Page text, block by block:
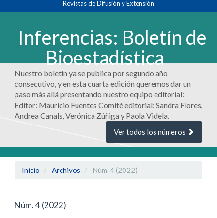
Contenido
Barra
lateral
Revistas de Difusión y Extensión
Inferencias: Boletín de
Bioestadística
Nuestro boletín ya se publica por segundo año
consecutivo, y en esta cuarta edición queremos dar un
paso más allá presentando nuestro equipo editorial:
Editor: Mauricio Fuentes Comité editorial: Sandra Flores,
Andrea Canals, Verónica Zúñiga y Paola Videla.
Ver todos los números
Inicio Archivos Núm. 4 (2022)
Núm. 4 (2022)